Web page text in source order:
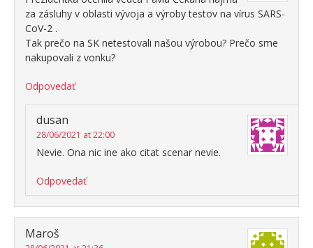
za zásluhy v oblasti vývoja a výroby testov na vírus SARS-
CoV-2 .
Tak prečo na SK netestovali našou výrobou? Prečo sme
nakupovali z vonku?
Odpovedať
dusan
28/06/2021 at 22:00
Nevie. Ona nic ine ako citat scenar nevie.
Odpovedať
Maroš